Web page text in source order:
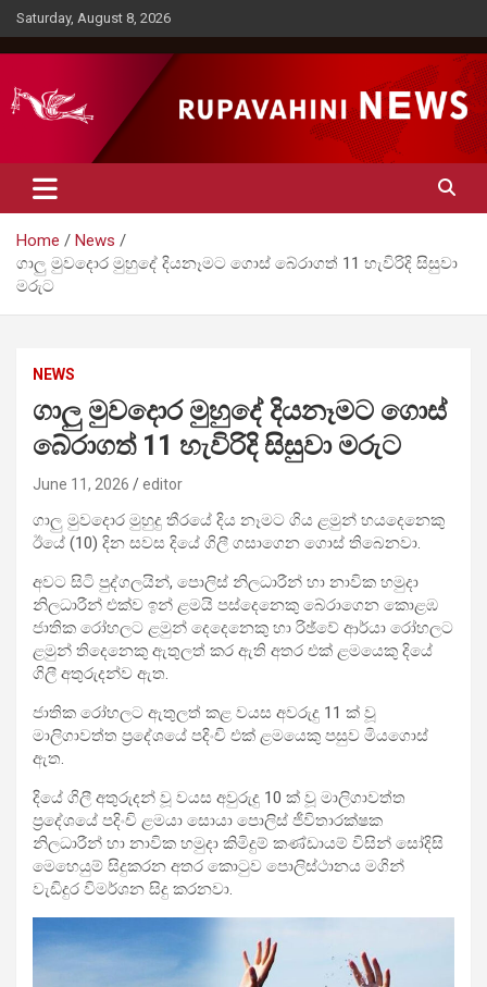
Skip
to
content
Saturday, August 8, 2026
Rupavahini News
Home
News
ගාලු මුවදොර මුහුදේ දියනෑමට ගොස් බේරාගත් 11 හැවිරිදි සිසුවා
මරුට
NEWS
ගාලු මුවදොර මුහුදේ දියනෑමට ගොස්
බේරාගත් 11 හැවිරිදි සිසුවා මරුට
June 11, 2026 editor
ගාලු මුවදොර මුහුදු තීරයේ දිය නෑමට ගිය ළමුන් හයදෙනෙකු
ඊයේ (10) දින සවස දියේ ගිලී ගසාගෙන ගොස් තිබෙනවා.
අවට සිටි පුද්ගලයින්, පොලිස් නිලධාරීන් හා නාවික හමුදා
නිලධාරීන් එක්ව ඉන් ළමයි පස්දෙනෙකු බේරාගෙන කොළඹ
ජාතික රෝහලට ළමුන් දෙදෙනෙකු හා රිඡ්වේ ආර්යා රෝහලට
ළමුන් තිදෙනෙකු ඇතුලත් කර ඇති අතර එක් ළමයෙකු දියේ
ගිලී අතුරුදන්ව ඇත.
ජාතික රෝහලට ඇතුලත් කළ වයස අවරුදු 11 ක් වූ
මාලිගාවත්ත ප්‍රදේශයේ පදිංචි එක් ළමයෙකු පසුව මියගොස්
ඇත.
දියේ ගිලී අතුරුදන් වූ වයස අවුරුදු 10 ක් වූ මාලිගාවත්ත
ප්‍රදේශයේ පදිංචි ළමයා සොයා පොලිස් ජීවිතාරක්ෂක
නිලධාරීන් හා නාවික හමුදා කිමිදුම් කණ්ඩායම් විසින් සෝදිසි
මෙහෙයුම් සිදුකරන අතර කොටුව පොලිස්ථානය මගින්
වැඩිදුර විමර්ශන සිදු කරනවා.